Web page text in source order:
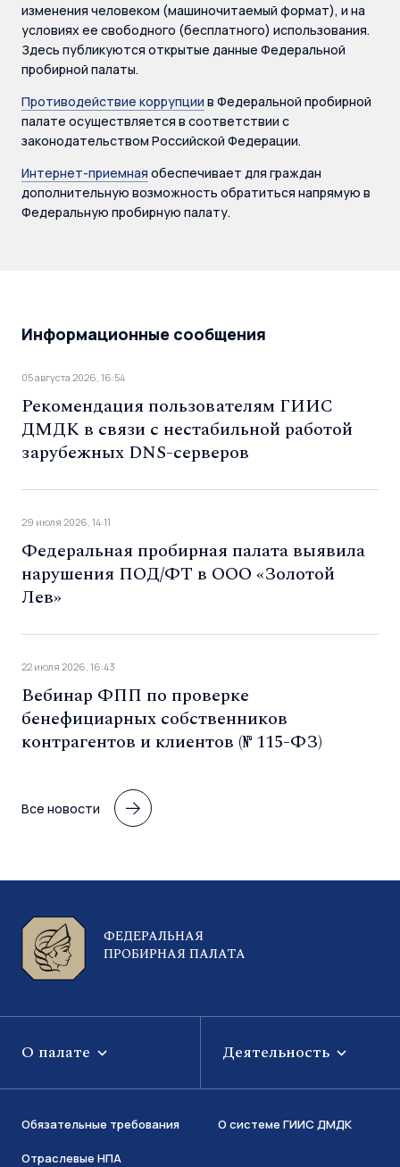
изменения человеком (машиночитаемый формат), и на
условиях ее свободного (бесплатного) использования.
Здесь публикуются открытые данные Федеральной
пробирной палаты.
Противодействие коррупции в Федеральной пробирной
палате осуществляется в соответствии с
законодательством Российской Федерации.
Интернет-приемная обеспечивает для граждан
дополнительную возможность обратиться напрямую в
Федеральную пробирную палату.
Информационные сообщения
05 августа 2026, 16:54
Рекомендация пользователям ГИИС
ДМДК в связи с нестабильной работой
зарубежных DNS-серверов
29 июля 2026, 14:11
Федеральная пробирная палата выявила
нарушения ПОД/ФТ в ООО «Золотой
Лев»
22 июля 2026, 16:43
Вебинар ФПП по проверке
бенефициарных собственников
контрагентов и клиентов (№ 115-ФЗ)
Все новости
ФЕДЕРАЛЬНАЯ
ПРОБИРНАЯ ПАЛАТА
О палате Деятельность
Обязательные требования
Отраслевые НПА
О системе ГИИС ДМДК